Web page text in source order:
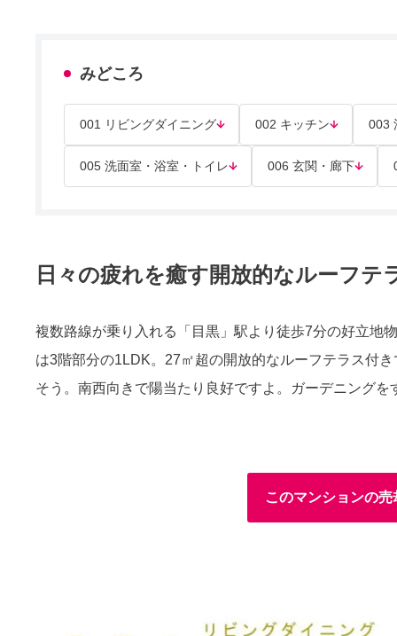
みどころ
001 リビングダイニング 002 キッチン 003
005 洗面室・浴室・トイレ 006 玄関・廊下
日々の疲れを癒す開放的なルーフテ
複数路線が乗り入れる「目黒」駅より徒歩7分の好立地
は3階部分の1LDK。27㎡超の開放的なルーフテラス付
そう。南西向きで陽当たり良好ですよ。ガーデニング
このマンションの